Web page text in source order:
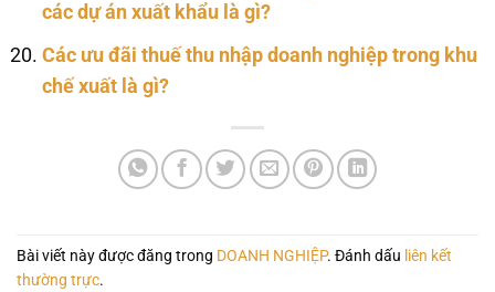
các dự án xuất khẩu là gì?
Các ưu đãi thuế thu nhập doanh nghiệp trong khu
chế xuất là gì?
Bài viết này được đăng trong DOANH NGHIỆP. Đánh dấu liên kết
thường trực.